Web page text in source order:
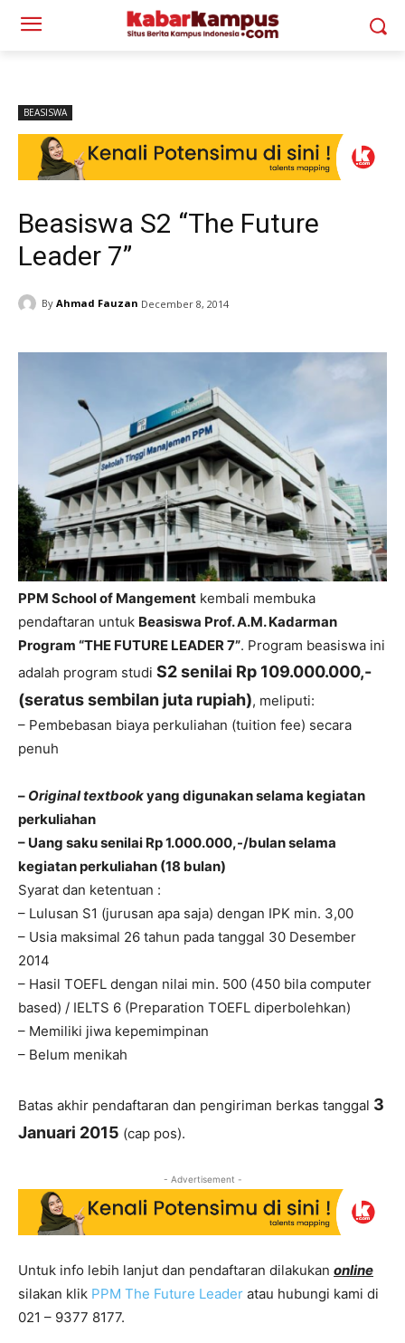
BEASISWA
Beasiswa S2 “The Future
Leader 7”
By Ahmad Fauzan December 8, 2014
PPM School of Mangement kembali membuka
pendaftaran untuk Beasiswa Prof. A.M. Kadarman
Program “THE FUTURE LEADER 7”. Program beasiswa ini
adalah program studi S2 senilai Rp 109.000.000,-
(seratus sembilan juta rupiah), meliputi:
– Pembebasan biaya perkuliahan (tuition fee) secara
penuh
– Original textbookyang digunakan selama kegiatan
perkuliahan
– Uang saku senilai Rp 1.000.000,-/bulan selama
kegiatan perkuliahan (18 bulan)
Syarat dan ketentuan :
– Lulusan S1 (jurusan apa saja) dengan IPK min. 3,00
– Usia maksimal 26 tahun pada tanggal 30 Desember
2014
– Hasil TOEFL dengan nilai min. 500 (450 bila computer
based) / IELTS 6 (Preparation TOEFL diperbolehkan)
– Memiliki jiwa kepemimpinan
– Belum menikah
Batas akhir pendaftaran dan pengiriman berkas tanggal 3
Januari 2015 (cap pos).
- Advertisement -
Untuk info lebih lanjut dan pendaftaran dilakukan online
silakan klik PPM The Future Leader atau hubungi kami di
021 – 9377 8177.